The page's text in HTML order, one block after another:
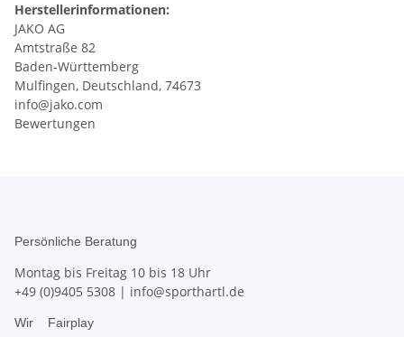
Herstellerinformationen:
JAKO AG
Amtstraße 82
Baden-Württemberg
Mulfingen, Deutschland, 74673
info@jako.com
Bewertungen
Persönliche Beratung
Montag bis Freitag 10 bis 18 Uhr
+49 (0)9405 5308 | info@sporthartl.de
Wir Fairplay